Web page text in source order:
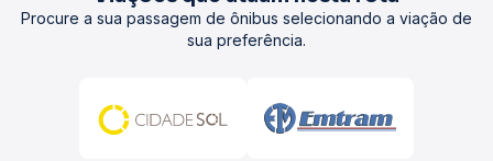
Procure a sua passagem de ônibus selecionando a viação de
sua preferência.